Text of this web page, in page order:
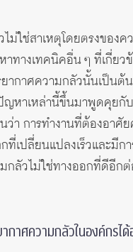
ม่ใช่สาเหตุโดยตรงของค
าทางเทคนิคอื่น ๆ ที่เกี่ยว
ยากาศความกลัวนั้นเป็นต้
หาเหล่านี้ขึ้นมาพูดคุยกั
ว่า การทำงานที่ต้องอาศั
ที่เปลี่ยนแปลงเร็วและมีก
กลัวไม่ใช่ทางออกที่ดีอีก
าศความกลัวในองค์กรได้